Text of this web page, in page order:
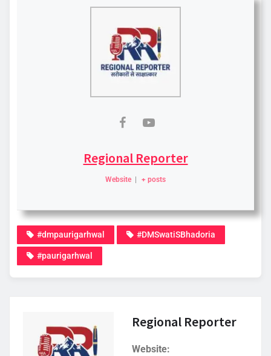
Regional Reporter
Website | + posts
#dmpaurigarhwal #DMSwatiSBhadoria
#paurigarhwal
Regional Reporter
Website: